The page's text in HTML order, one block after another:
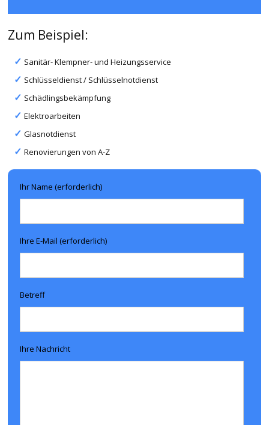
Zum Beispiel:
Sanitär- Klempner- und Heizungsservice
Schlüsseldienst / Schlüsselnotdienst
Schädlingsbekämpfung
Elektroarbeiten
Glasnotdienst
Renovierungen von A-Z
Ihr Name (erforderlich)
Ihre E-Mail (erforderlich)
Betreff
Ihre Nachricht